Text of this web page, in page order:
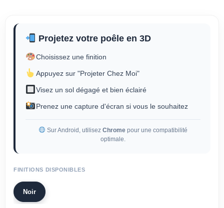
Projetez votre poêle en 3D
Choisissez une finition
Appuyez sur "Projeter Chez Moi"
Visez un sol dégagé et bien éclairé
Prenez une capture d'écran si vous le souhaitez
Sur Android, utilisez Chromepour une compatibilité
optimale.
FINITIONS DISPONIBLES
Noir